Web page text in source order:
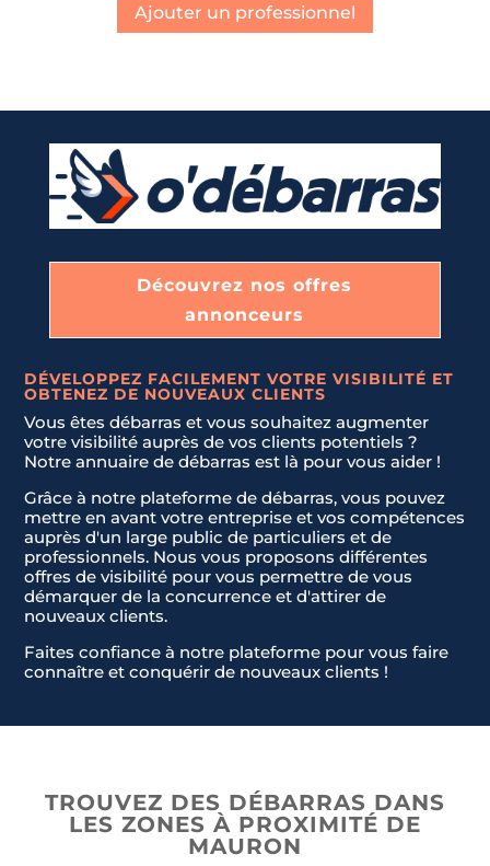
Ajouter un professionnel
Découvrez nos offres
annonceurs
DÉVELOPPEZ FACILEMENT VOTRE VISIBILITÉ ET
OBTENEZ DE NOUVEAUX CLIENTS
Vous êtes débarras et vous souhaitez augmenter
votre visibilité auprès de vos clients potentiels ?
Notre annuaire de débarras est là pour vous aider !
Grâce à notre plateforme de débarras, vous pouvez
mettre en avant votre entreprise et vos compétences
auprès d'un large public de particuliers et de
professionnels. Nous vous proposons différentes
offres de visibilité pour vous permettre de vous
démarquer de la concurrence et d'attirer de
nouveaux clients.
Faites confiance à notre plateforme pour vous faire
connaître et conquérir de nouveaux clients !
TROUVEZ DES DÉBARRAS DANS
LES ZONES À PROXIMITÉ DE
MAURON
Nom & Prénom*
Nom & Prénom*